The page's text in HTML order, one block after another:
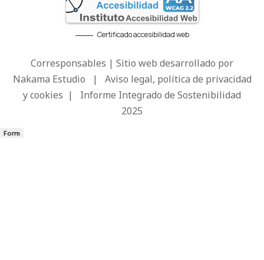
Certificado accesibilidad web
Corresponsables | Sitio web desarrollado por
Nakama Estudio | Aviso legal, política de privacidad
y cookies | Informe Integrado de Sostenibilidad
2025
Form